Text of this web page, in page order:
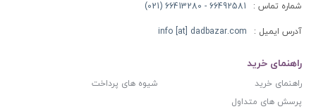
شماره تماس : 66492581 - 66413280 (021)
آدرس ایمیل : info [at] dadbazar.com
راهنمای خرید
راهنمای خرید
شیوه های پرداخت
پرسش های متداول